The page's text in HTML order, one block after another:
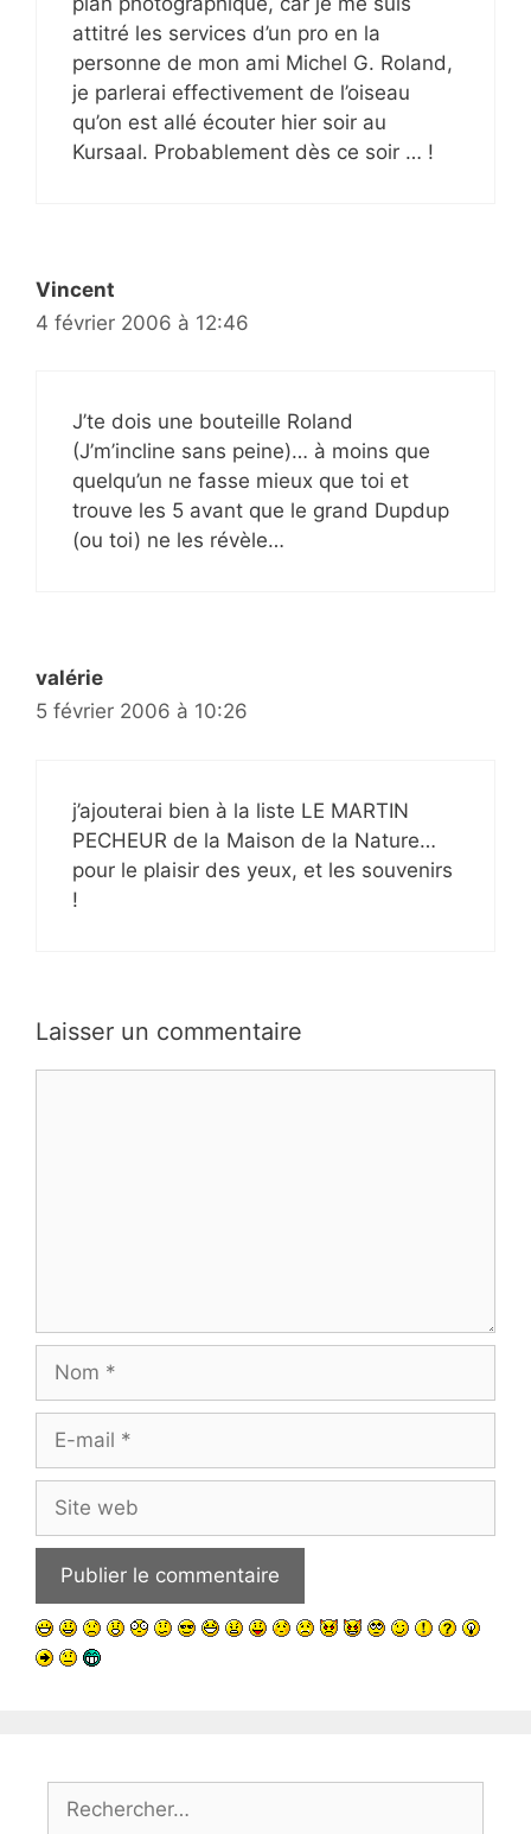
attitré les services d’un pro en la
personne de mon ami Michel G. Roland,
je parlerai effectivement de l’oiseau
qu’on est allé écouter hier soir au
Kursaal. Probablement dès ce soir … !
Vincent
4 février 2006 à 12:46
J’te dois une bouteille Roland
(J’m’incline sans peine)… à moins que
quelqu’un ne fasse mieux que toi et
trouve les 5 avant que le grand Dupdup
(ou toi) ne les révèle…
valérie
5 février 2006 à 10:26
j’ajouterai bien à la liste LE MARTIN
PECHEUR de la Maison de la Nature…
pour le plaisir des yeux, et les souvenirs
!
Laisser un commentaire
Nom
Site
web
Rechercher :